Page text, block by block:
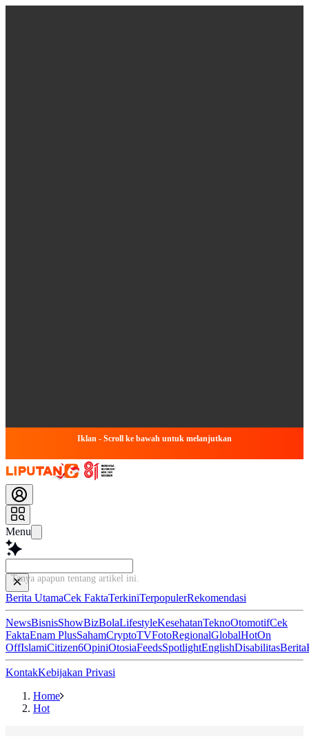
Iklan - Scroll ke bawah untuk melanjutkan
Menu
Tanya apapun tenta
Berita UtamaCek FaktaTerkiniTerpopulerRekomendasi
NewsBisnisShowBizBolaLifestyleKesehatanTeknoOtomotifCek
FaktaEnam PlusSahamCryptoTVFotoRegionalGlobalHotOn
OffIslamiCitizen6OpiniOtosiaFeedsSpotlightEnglishDisabilitasBerita
KontakKebijakan Privasi
Home
Hot